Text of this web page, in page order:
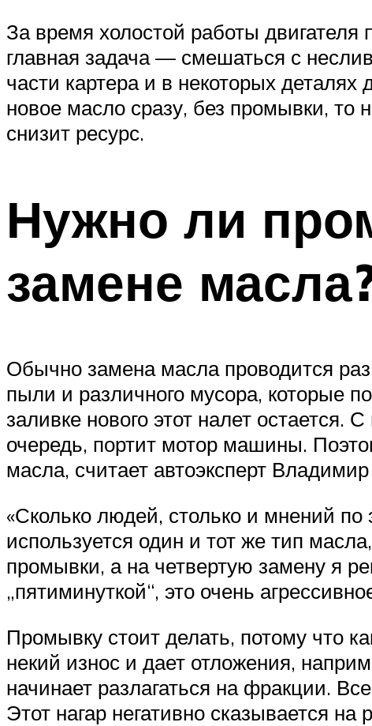
За время холостой работы двигателя
главная задача — смешаться с
части картера и в некоторых деталях
новое масло сразу, без промывки, то
снизит ресурс.
Нужно ли
замене
Обычно замена масла проводится
пыли и различного мусора, которые
заливке нового этот налет остается.
очередь, портит мотор машины.
масла, считает автоэксперт
«Сколько людей, столько и мнений
используется один и тот же тип
промывки, а на четвертую замену я
„пятиминуткой“, это очень
Промывку стоит делать, потому что
некий износ и дает отложения,
начинает разлагаться на фракции.
Этот нагар негативно сказывается на